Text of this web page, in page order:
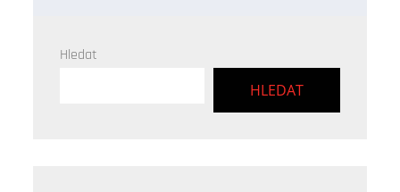
Hledat
HLEDAT